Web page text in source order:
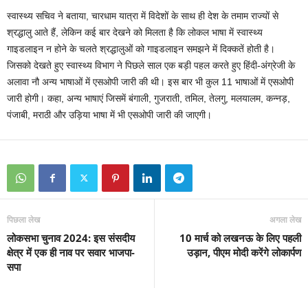
स्वास्थ्य सचिव ने बताया, चारधाम यात्रा में विदेशों के साथ ही देश के तमाम राज्यों से
श्रद्धालु आते हैं, लेकिन कई बार देखने को मिलता है कि लोकल भाषा में स्वास्थ्य
गाइडलाइन न होने के चलते श्रद्धालुओं को गाइडलाइन समझने में दिक्कतें होती है।
जिसको देखते हुए स्वास्थ्य विभाग ने पिछले साल एक बड़ी पहल करते हुए हिंदी-अंग्रेजी के
अलावा नौ अन्य भाषाओं में एसओपी जारी की थी। इस बार भी कुल 11 भाषाओं में एसओपी
जारी होगी। कहा, अन्य भाषाएं जिसमें बंगाली, गुजराती, तमिल, तेलगु, मलयालम, कन्नड़,
पंजाबी, मराठी और उड़िया भाषा में भी एसओपी जारी की जाएगी।
पिछला लेख
लोकसभा चुनाव 2024: इस संसदीय
क्षेत्र में एक ही नाव पर सवार भाजपा-
सपा
अगला लेख
10 मार्च को लखनऊ के लिए पहली
उड़ान, पीएम मोदी करेंगे लोकार्पण